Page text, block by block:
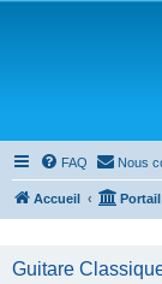
FAQ Nous
Accueil Portail
Guitare